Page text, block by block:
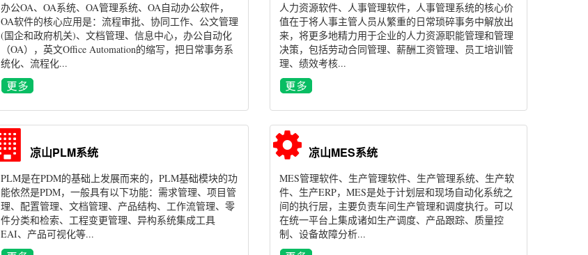
办公OA、OA系统、OA管理系统、OA自动办公软件，
OA软件的核心应用是：流程审批、协同工作、公文管理
(国企和政府机关)、文档管理、信息中心，办公自动化
（OA），英文Office Automation的缩写，把日常事务系
统化、流程化...
人力资源软件、人事管理软件，人事管理系统的核心价
值在于将人事主管人员从繁重的日常琐碎事务中解放出
来，将更多地精力用于企业的人力资源职能管理和管理
决策，包括劳动合同管理、薪酬工资管理、员工培训管
理、绩效考核...
凉山PLM系统
PLM是在PDM的基础上发展而来的，PLM基础模块的功
能依然是PDM，一般具有以下功能：需求管理、项目管
理、配置管理、文档管理、产品结构、工作流管理、零
件分类和检索、工程变更管理、异构系统集成工具
EAI、产品可视化等...
凉山MES系统
MES管理软件、生产管理软件、生产管理系统、生产软
件、生产ERP，MES是处于计划层和现场自动化系统之
间的执行层，主要负责车间生产管理和调度执行。可以
在统一平台上集成诸如生产调度、产品跟踪、质量控
制、设备故障分析...